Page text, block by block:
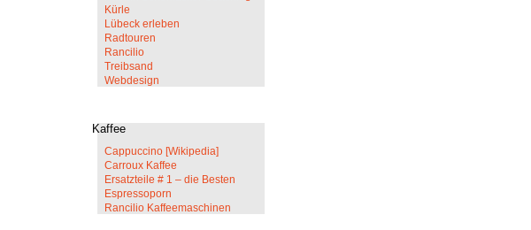
Kürle
Lübeck erleben
Radtouren
Rancilio
Treibsand
Webdesign
Kaffee
Cappuccino [Wikipedia]
Carroux Kaffee
Ersatzteile # 1 – die Besten
Espressoporn
Rancilio Kaffeemaschinen